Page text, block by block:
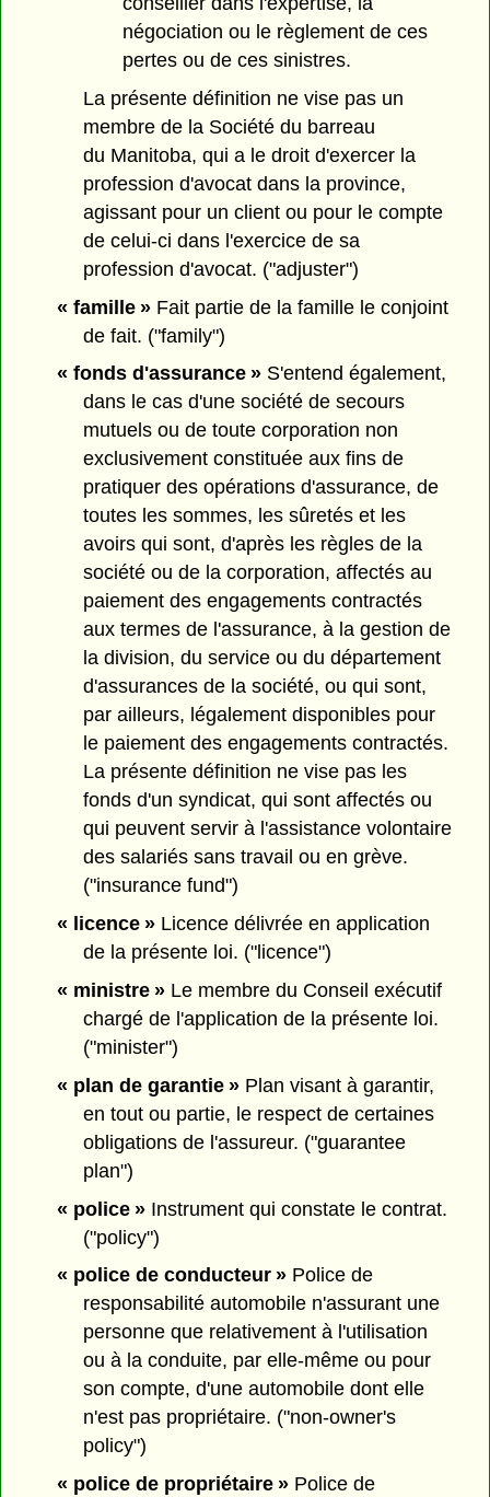
négociation ou le règlement de ces
pertes ou de ces sinistres.
La présente définition ne vise pas un
membre de la Société du barreau
du Manitoba, qui a le droit d'exercer la
profession d'avocat dans la province,
agissant pour un client ou pour le compte
de celui-ci dans l'exercice de sa
profession d'avocat. ("adjuster")
« famille »Fait partie de la famille le conjoint
de fait. ("family")
« fonds d'assurance »S'entend également,
dans le cas d'une société de secours
mutuels ou de toute corporation non
exclusivement constituée aux fins de
pratiquer des opérations d'assurance, de
toutes les sommes, les sûretés et les
avoirs qui sont, d'après les règles de la
société ou de la corporation, affectés au
paiement des engagements contractés
aux termes de l'assurance, à la gestion de
la division, du service ou du département
d'assurances de la société, ou qui sont,
par ailleurs, légalement disponibles pour
le paiement des engagements contractés.
La présente définition ne vise pas les
fonds d'un syndicat, qui sont affectés ou
qui peuvent servir à l'assistance volontaire
des salariés sans travail ou en grève.
("insurance fund")
« licence »Licence délivrée en application
de la présente loi. ("licence")
« ministre »Le membre du Conseil exécutif
chargé de l'application de la présente loi.
("minister")
« plan de garantie »Plan visant à garantir,
en tout ou partie, le respect de certaines
obligations de l'assureur. ("guarantee
plan")
« police »Instrument qui constate le contrat.
("policy")
« police de conducteur »Police de
responsabilité automobile n'assurant une
personne que relativement à l'utilisation
ou à la conduite, par elle-même ou pour
son compte, d'une automobile dont elle
n'est pas propriétaire. ("non-owner's
policy")
« police de propriétaire »Police de